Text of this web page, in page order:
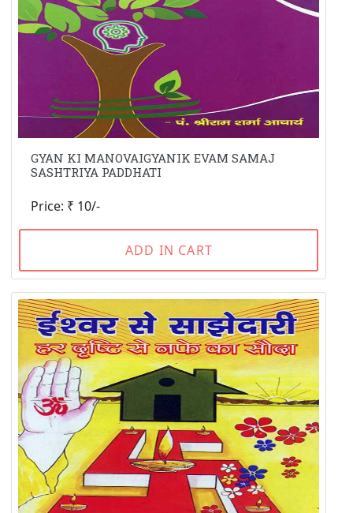
GYAN KI MANOVAIGYANIK EVAM SAMAJ
SASHTRIYA PADDHATI
Price: ₹ 10/-
ADD IN CART